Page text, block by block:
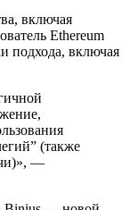
включая
Ethereum
подхода, включая
(также
—